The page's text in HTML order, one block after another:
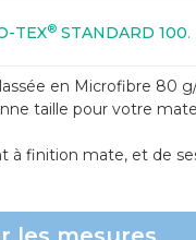
TEX® STANDARD 100.
en Microfibre 80
taille pour votre
à finition mate, et de